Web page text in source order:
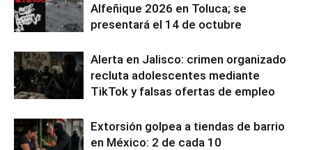
Alfeñique 2026 en Toluca; se
presentará el 14 de octubre
Alerta en Jalisco: crimen organizado
recluta adolescentes mediante
TikTok y falsas ofertas de empleo
Extorsión golpea a tiendas de barrio
en México: 2 de cada 10